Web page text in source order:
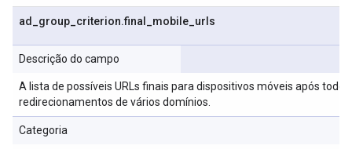
ad group criterion.final mobile urls
Descrição do campo
A lista de possíveis URLs finais para dispositivos móveis após
redirecionamentos de vários domínios.
Categoria